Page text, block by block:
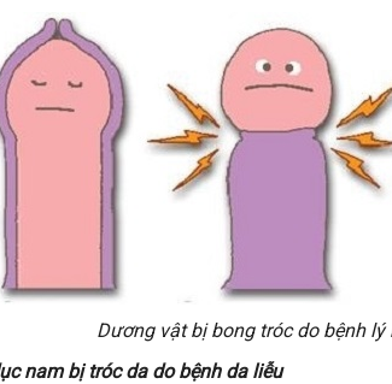
Dương vật bị bong tróc do bệnh lý
nam bị tróc da do bệnh da liễu